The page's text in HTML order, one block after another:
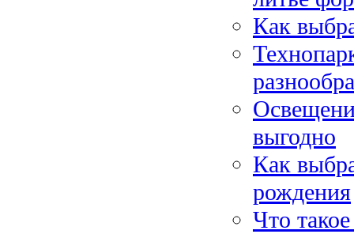
Как
выгодно
Как
рождения
Что